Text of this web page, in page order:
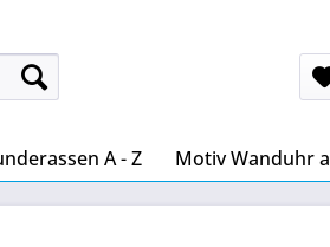
A - Z Motiv Wanduhr